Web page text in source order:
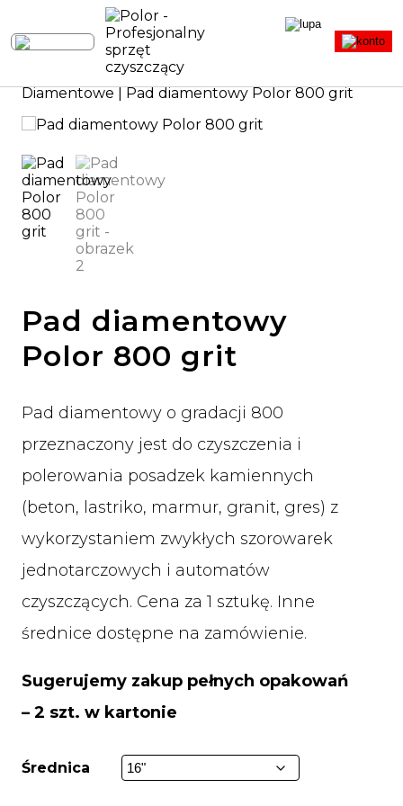
Strona główna|Sprzęt sprzątający
Diamentowe| Pad diamentowy Polor 800 grit
Pad diamentowy
Polor 800 grit
Pad diamentowy o gradacji 800
przeznaczony jest do czyszczenia i
polerowania posadzek kamiennych
(beton, lastriko, marmur, granit, gres) z
wykorzystaniem zwykłych szorowarek
jednotarczowych i automatów
czyszczących. Cena za 1 sztukę. Inne
średnice dostępne na zamówienie.
Sugerujemy zakup pełnych opakowań
– 2 szt. w kartonie
Średnica